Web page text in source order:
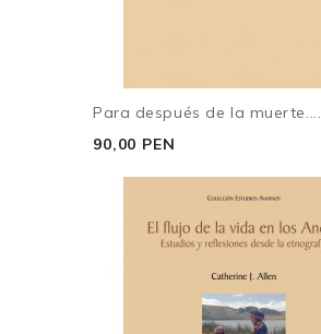
Para después de la muerte....
90,00 PEN